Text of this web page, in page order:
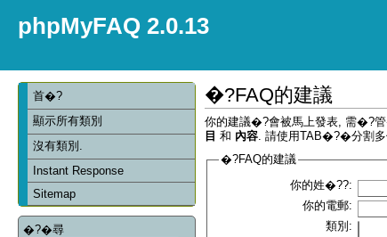
phpMyFAQ 2.0.13
首�?
顯示所有類別
沒有類別.
Instant Response
Sitemap
�?�尋
�?FAQ的建議
你的建議�?會被馬上發表, 需�?
目 和 內容 . 請使用TAB�?�分割
�?FAQ的建議
你的姓�??:
你的電郵:
類別: